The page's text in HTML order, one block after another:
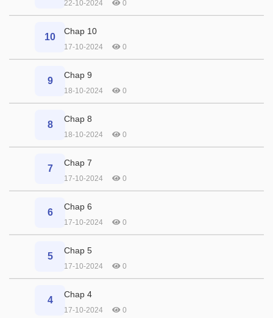
22-10-2024 0
10
Chap 10
17-10-2024 0
9
Chap 9
18-10-2024 0
8
Chap 8
18-10-2024 0
7
Chap 7
17-10-2024 0
6
Chap 6
17-10-2024 0
5
Chap 5
17-10-2024 0
4
Chap 4
17-10-2024 0